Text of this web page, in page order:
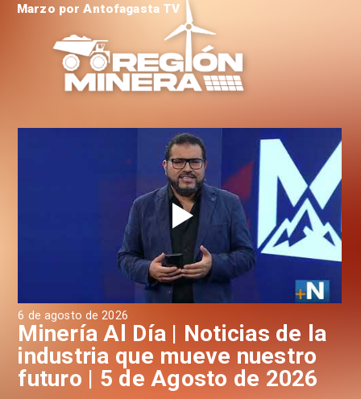
6 de agosto de 2026
Minería Al Día | Noticias de la
industria que mueve nuestro
futuro | 5 de Agosto de 2026
Marzo por Antofagasta TV